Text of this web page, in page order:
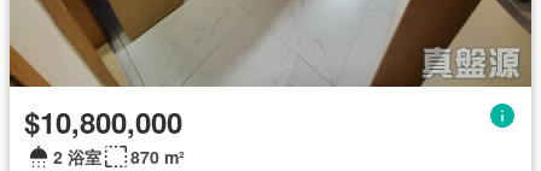
$10,800,000
2 浴室 870 m²